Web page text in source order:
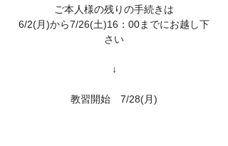
ご本人様の残りの手続きは
6/2(月)から7/26(土)16：00までにお越し下
さい
↓
教習開始 7/28(月)